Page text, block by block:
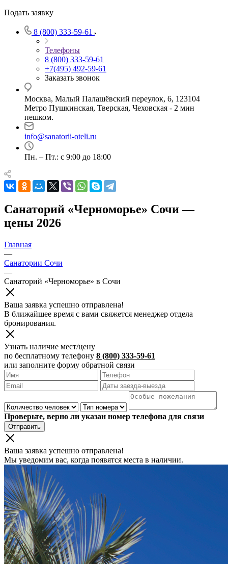
Подать заявку
8 (800) 333-59-61
Телефоны
8 (800) 333-59-61
+7(495) 492-59-61
Заказать звонок
Москва, Малый Палашёвский переулок, 6, 123104
Метро Пушкинская, Тверская, Чеховская - 2 мин
пешком.
info@sanatorii-oteli.ru
Пн. – Пт.: с 9:00 до 18:00
Санаторий «Черноморье» Сочи —
цены 2026
Главная
—
Санатории Сочи
—
Санаторий «Черноморье» в Сочи
Ваша заявка успешно отправлена!
В ближайшее время с вами свяжется менеджер отдела
бронирования.
Узнать наличие мест/цену
по бесплатному телефону 8 (800) 333-59-61
или заполните форму обратной связи
Проверьте, верно ли указан номер телефона для связи
Отправить
Ваша заявка успешно отправлена!
Мы уведомим вас, когда появятся места в наличии.